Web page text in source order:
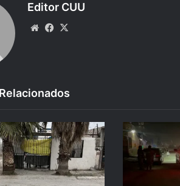
Editor CUU
WebsiteFacebook